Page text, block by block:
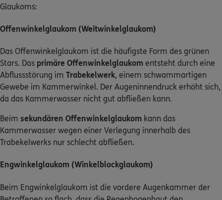
Glaukoms:
Offenwinkelglaukom (Weitwinkelglaukom)
Das Offenwinkelglaukom ist die häufigste Form des grünen
Stars. Das primäre Offenwinkelglaukom entsteht durch eine
Abflussstörung im Trabekelwerk, einem schwammartigen
Gewebe im Kammerwinkel. Der Augeninnendruck erhöht sich,
da das Kammerwasser nicht gut abfließen kann.
Beim sekundären Offenwinkelglaukom kann das
Kammerwasser wegen einer Verlegung innerhalb des
Trabekelwerks nur schlecht abfließen.
Engwinkelglaukom (Winkelblockglaukom)
Beim Engwinkelglaukom ist die vordere Augenkammer der